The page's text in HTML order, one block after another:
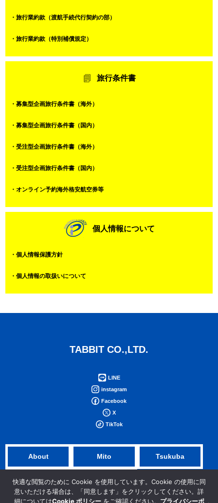
・旅行業約款（渡航手続代行契約の部）
・旅行業約款（特別補償規定）
旅行条件書
・募集型企画旅行条件書（海外）
・募集型企画旅行条件書（国内）
・受注型企画旅行条件書（海外）
・受注型企画旅行条件書（国内）
・オンライン予約海外格安航空券等
個人情報について
・個人情報保護方針
・個人情報の取扱いについて
TABBIT CO.,LTD.
LINE
instagram
Facebook
X
TikTok
About Mito Tsukuba
NFV Tokyo
快適な閲覧のために Cookie を使用しています。Cookie の使用に同
意いただける場合は、「同意します」をクリックしてください。詳
細についてはCookie ポリシーをご確認ください。 プライバシーポ